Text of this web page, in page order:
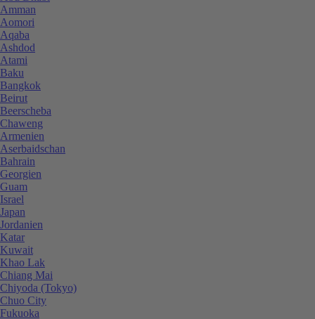
Amman
Aomori
Aqaba
Ashdod
Atami
Baku
Bangkok
Beirut
Beerscheba
Chaweng
Armenien
Aserbaidschan
Bahrain
Georgien
Guam
Israel
Japan
Jordanien
Katar
Kuwait
Khao Lak
Chiang Mai
Chiyoda (Tokyo)
Chuo City
Fukuoka